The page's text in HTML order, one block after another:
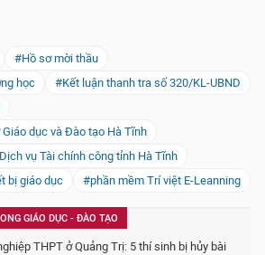
#Hồ sơ mời thầu
học
#Kết luận thanh tra số 320/KL-UBND
dục và Đào tạo Hà Tĩnh
vụ Tài chính công tỉnh Hà Tĩnh
bị giáo dục
#phần mềm Trí việt E-Leanning
GIÁO DỤC - ĐÀO TẠO
THPT ở Quảng Trị: 5 thí sinh bị hủy bài